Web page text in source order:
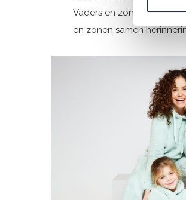
Vaders en zonen kunnen
en zonen samen